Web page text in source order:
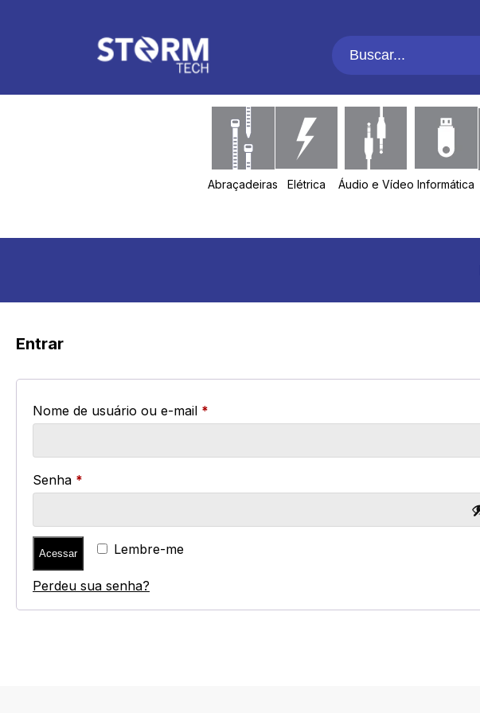
Abraçadeiras Elétrica Áudio e Vídeo Informática
Entrar
Nome de usuário ou e-mail *
Senha *
Lembre-me
Acessar
Perdeu sua senha?